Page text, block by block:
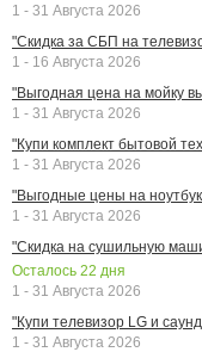
1 - 31 Августа 2026
"Скидка за СБП на
1 - 16 Августа 2026
"Выгодная цена на мойку
1 - 31 Августа 2026
"Купи комплект бытовой
1 - 31 Августа 2026
"Выгодные цены на
1 - 31 Августа 2026
"Скидка на сушильную
Осталось 22 дня
1 - 31 Августа 2026
"Купи телевизор LG и
1 - 31 Августа 2026